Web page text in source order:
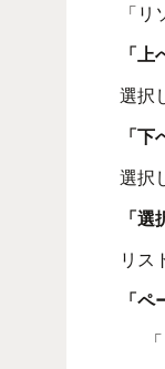
「
「上
選択
「下
選択
「
リス
「ペ